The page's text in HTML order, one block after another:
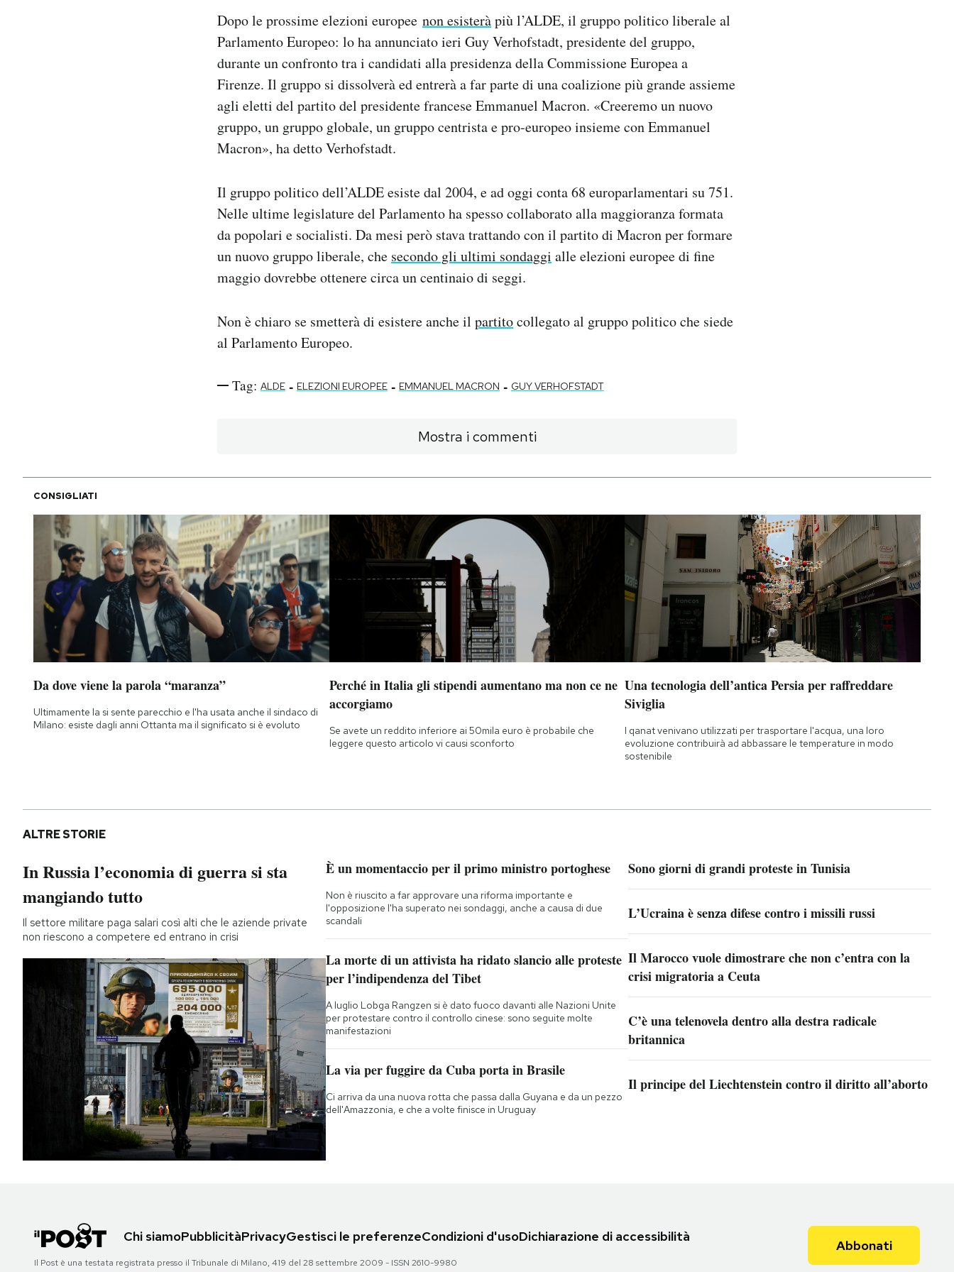
Dopo le prossime elezioni europee non esisteràpiù l’ALDE, il gruppo politico liberale al
Parlamento Europeo: lo ha annunciato ieri Guy Verhofstadt, presidente del gruppo,
durante un confronto tra i candidati alla presidenza della Commissione Europea a
Firenze. Il gruppo si dissolverà ed entrerà a far parte di una coalizione più grande assieme
agli eletti del partito del presidente francese Emmanuel Macron. «Creeremo un nuovo
gruppo, un gruppo globale, un gruppo centrista e pro-europeo insieme con Emmanuel
Macron», ha detto Verhofstadt.
Il gruppo politico dell’ALDE esiste dal 2004, e ad oggi conta 68 europarlamentari su 751.
Nelle ultime legislature del Parlamento ha spesso collaborato alla maggioranza formata
da popolari e socialisti. Da mesi però stava trattando con il partito di Macron per formare
un nuovo gruppo liberale, che secondo gli ultimi sondaggi alle elezioni europee di fine
maggio dovrebbe ottenere circa un centinaio di seggi.
Non è chiaro se smetterà di esistere anche il partitocollegato al gruppo politico che siede
al Parlamento Europeo.
Tag: ALDE - ELEZIONI EUROPEE - EMMANUEL MACRON - GUY VERHOFSTADT
Mostra i commenti
CONSIGLIATI
Da dove viene la parola “maranza”
Ultimamente la si sente parecchio e l'ha usata anche il sindaco di
Milano: esiste dagli anni Ottanta ma il significato si è evoluto
Perché in Italia gli stipendi aumentano ma non ce ne
accorgiamo
Se avete un reddito inferiore ai 50mila euro è probabile che
leggere questo articolo vi causi sconforto
Una tecnologia dell’antica Persia per raffreddare
Siviglia
I qanat venivano utilizzati per trasportare l'acqua, una loro
evoluzione contribuirà ad abbassare le temperature in modo
sostenibile
ALTRE STORIE
In Russia l’economia di guerra si sta
mangiando tutto
Il settore militare paga salari così alti che le aziende private
non riescono a competere ed entrano in crisi
È un momentaccio per il primo ministro portoghese
Non è riuscito a far approvare una riforma importante e
l'opposizione l'ha superato nei sondaggi, anche a causa di due
scandali
La morte di un attivista ha ridato slancio alle proteste
per l’indipendenza del Tibet
A luglio Lobga Rangzen si è dato fuoco davanti alle Nazioni Unite
per protestare contro il controllo cinese: sono seguite molte
manifestazioni
La via per fuggire da Cuba porta in Brasile
Ci arriva da una nuova rotta che passa dalla Guyana e da un pezzo
dell'Amazzonia, e che a volte finisce in Uruguay
Sono giorni di grandi proteste in Tunisia
L’Ucraina è senza difese contro i missili russi
Il Marocco vuole dimostrare che non c’entra con la
crisi migratoria a Ceuta
C’è una telenovela dentro alla destra radicale
britannica
Il principe del Liechtenstein contro il diritto all’aborto
Chi siamoPubblicitàPrivacyGestisci le preferenzeCondizioni d'usoDichiarazione di accessibilità
Il Post è una testata registrata presso il Tribunale di Milano, 419 del 28 settembre 2009 - ISSN 2610-9980
Abbonati